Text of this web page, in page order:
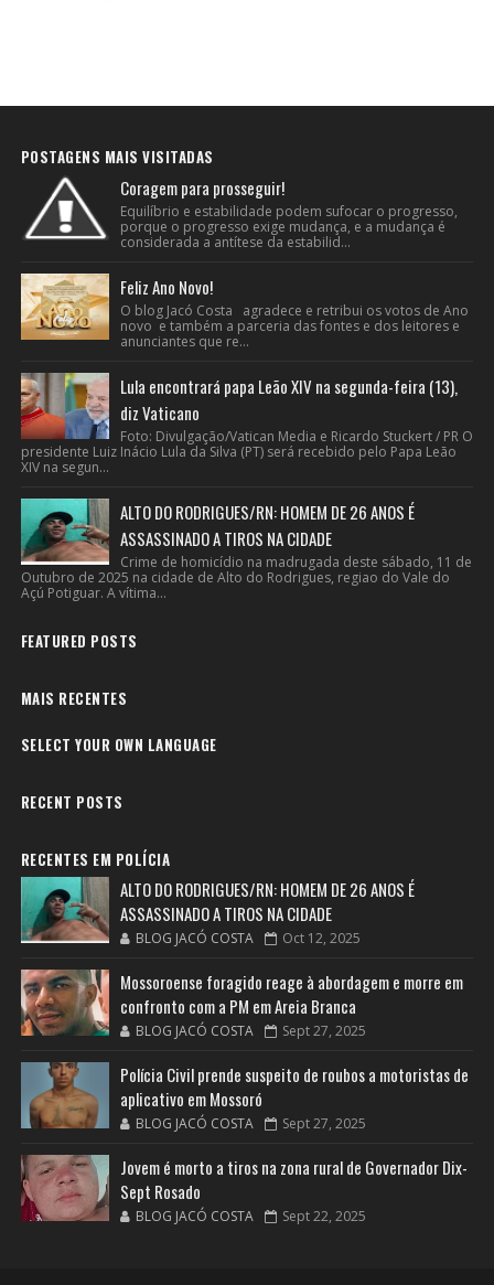
POSTAGENS MAIS VISITADAS
Coragem para prosseguir!
Equilíbrio e estabilidade podem sufocar o progresso,
porque o progresso exige mudança, e a mudança é
considerada a antítese da estabilid...
Feliz Ano Novo!
O blog Jacó Costa agradece e retribui os votos de Ano
novo e também a parceria das fontes e dos leitores e
anunciantes que re...
Lula encontrará papa Leão XIV na segunda-feira (13),
diz Vaticano
Foto: Divulgação/Vatican Media e Ricardo Stuckert / PR O
presidente Luiz Inácio Lula da Silva (PT) será recebido pelo Papa Leão
XIV na segun...
ALTO DO RODRIGUES/RN: HOMEM DE 26 ANOS É
ASSASSINADO A TIROS NA CIDADE
Crime de homicídio na madrugada deste sábado, 11 de
Outubro de 2025 na cidade de Alto do Rodrigues, regiao do Vale do
Açú Potiguar. A vítima...
FEATURED POSTS
MAIS RECENTES
SELECT YOUR OWN LANGUAGE
RECENT POSTS
RECENTES EM POLÍCIA
ALTO DO RODRIGUES/RN: HOMEM DE 26 ANOS É
ASSASSINADO A TIROS NA CIDADE
BLOG JACÓ COSTA Oct 12, 2025
Mossoroense foragido reage à abordagem e morre em
confronto com a PM em Areia Branca
BLOG JACÓ COSTA Sept 27, 2025
Polícia Civil prende suspeito de roubos a motoristas de
aplicativo em Mossoró
BLOG JACÓ COSTA Sept 27, 2025
Jovem é morto a tiros na zona rural de Governador Dix-
Sept Rosado
BLOG JACÓ COSTA Sept 22, 2025